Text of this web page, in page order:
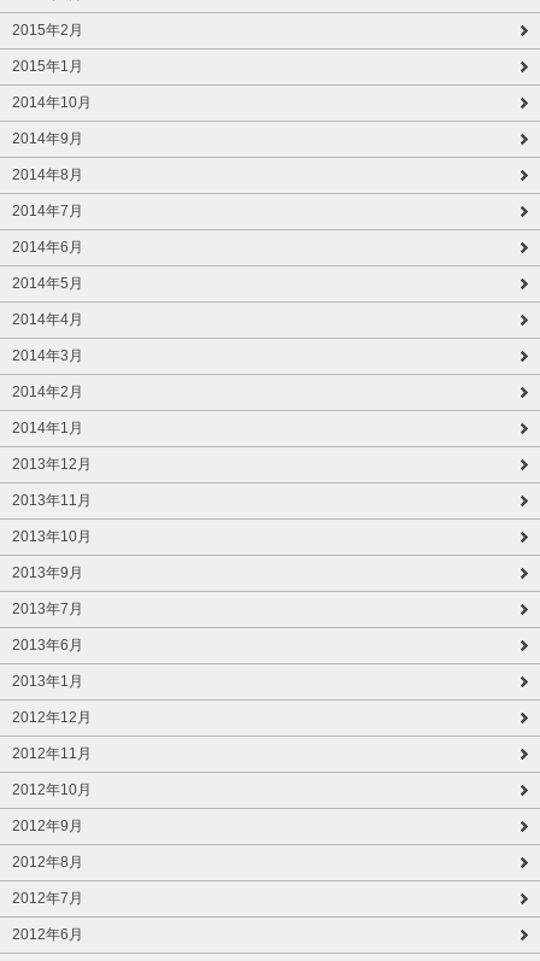
2015年2月
2015年1月
2014年10月
2014年9月
2014年8月
2014年7月
2014年6月
2014年5月
2014年4月
2014年3月
2014年2月
2014年1月
2013年12月
2013年11月
2013年10月
2013年9月
2013年7月
2013年6月
2013年1月
2012年12月
2012年11月
2012年10月
2012年9月
2012年8月
2012年7月
2012年6月